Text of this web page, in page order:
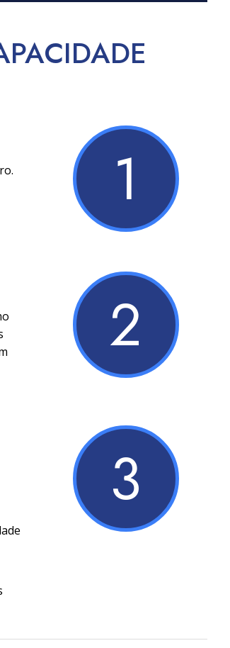
1
2
3